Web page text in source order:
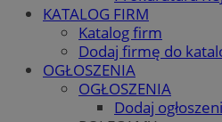
KATALOG FIRM
Katalog firm
Dodaj firmę do
OGŁOSZENIA
OGŁOSZENIA
Dodaj